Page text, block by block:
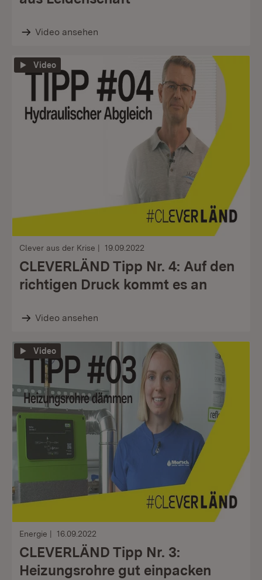
Video ansehen
Video
Clever aus der Krise 19.09.2022
CLEVERLÄND Tipp Nr. 4: Auf den
richtigen Druck kommt es an
Video ansehen
Video
Energie 16.09.2022
CLEVERLÄND Tipp Nr. 3:
Heizungsrohre gut einpacken